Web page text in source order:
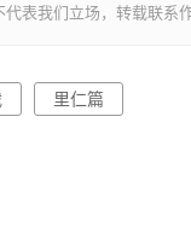
代表我们立场，转载联
里仁篇